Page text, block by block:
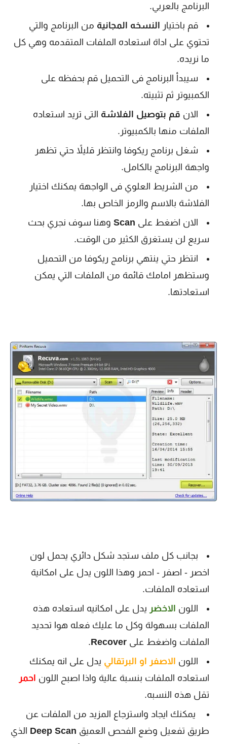
البرنامج بالعربي.
قم باختيار النسخه المجانية من البرنامج والتي
تحتوي على اداة استعاده الملفات المتقدمه وهي كل
ما نريده.
سيبدأ البرنامج فى التحميل قم بحفظه على
الكمبيوتر ثم تثبيته.
الان قم بتوصيل الفلاشة التى تريد استعاده
الملفات منها بالكمبيوتر.
شغل برنامج ريكوفا وانتظر قليلاً حتي تظهر
واجهة البرنامج بالكامل.
من الشريط العلوي فى الواجهة يمكنك اختيار
الفلاشة بالاسم والرمز الخاص بها.
الان اضغط على Scan وهنا سوف نجري بحث
سريع لن يستغرق الكثير من الوقت.
انتظر حتي ينتهي برنامج ريكوفا من التحميل
وستظهر امامك قائمة من الملفات التي يمكن
استعادتها.
بجانب كل ملف ستجد شكل دائري يحمل لون
اخصر - اصفر - احمر وهذا اللون يدل على امكانية
استعاده الملفات.
اللون الاخضر يدل على امكانيه استعاده هذه
الملفات بسهولة وكل ما عليك فعله هوا تحديد
الملفات واضغط على Recover
.
اللون الاصفر او البرتقالي يدل على انه يمكنك
استعاده الملفات بنسبة عالية واذا اصبح اللون احمر
تقل هذه النسبه.
يمكنك ايجاد واسترجاع المزيد من الملفات عن
طريق تفعيل وضع الفحص العميق Deep Scan الذي